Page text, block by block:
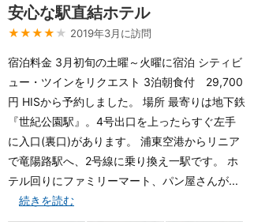
安心な駅直結ホテル
★★★★ ★ 2019年3月に訪問
宿泊料金 3月初旬の土曜～火曜に宿泊 シティビ
ュー・ツインをリクエスト 3泊朝食付 29,700
円 HISから予約しました。 場所 最寄りは地下鉄
『世紀公園駅』。4号出口を上ったらすぐ左手
に入口(裏口)があります。 浦東空港からリニア
で竜陽路駅へ、2号線に乗り換え一駅です。 ホ
テル回りにファミリーマート、パン屋さんが...
続きを読む